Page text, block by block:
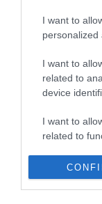
I want to
personalized
I want to
related to
device
I want to
related to
I want to
related to
4. Piastri 292
5. Sainz 290
7. Hamilton 223
8. Sergio Pérez
10. Gasly 42
12. Cunoda Juki
13. Lance Stroll
15. Kevin
16. Alexander
17. Daniel